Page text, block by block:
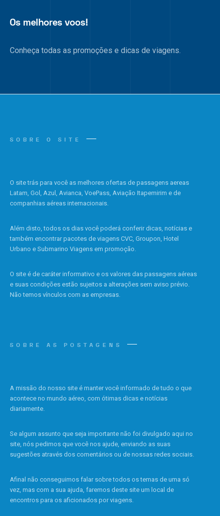
Os melhores voos!
Conheça todas as promoções e dicas de viagens.
SOBRE O SITE
O site trás para você as melhores ofertas de passagens aereas
Latam, Gol, Azul, Avianca, VoePass, Aviação Itapemirim e de
companhias aéreas internacionais.
Além disto, todos os dias você poderá conferir dicas, notícias e
também encontrar pacotes de viagens CVC, Groupon, Hotel
Urbano e Submarino Viagens em promoção.
O site é de caráter informativo e os valores das passagens aéreas
e suas condições estão sujeitos a alterações sem aviso prévio.
Não temos vínculos com as empresas.
SOBRE AS POSTAGENS
A missão do nosso site é manter você informado de tudo o que
acontece no mundo aéreo, com ótimas dicas e notícias
diariamente.
Se algum assunto que seja importante não foi divulgado aqui no
site, nós pedimos que você nos ajude, enviando as suas
sugestões através dos comentários ou de nossas redes sociais.
Afinal não conseguimos falar sobre todos os temas de uma só
vez, mas com a sua ajuda, faremos deste site um local de
encontros para os aficionados por viagens.